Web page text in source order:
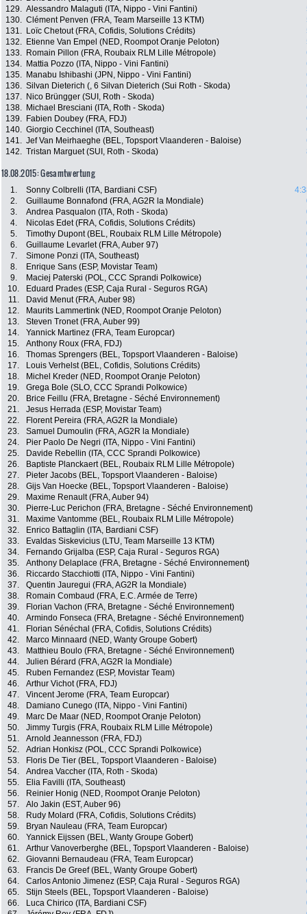
129. Alessandro Malaguti (ITA, Nippo - Vini Fantini)
130. Clément Penven (FRA, Team Marseille 13 KTM)
131.
Loïc Chetout (FRA, Cofidis, Solutions Crédits)
132.
Etienne Van Empel (NED, Roompot Oranje Peloton)
133.
Romain Pillon (FRA, Roubaix RLM Lille Métropole)
134.
Mattia Pozzo (ITA, Nippo - Vini Fantini)
135.
Manabu Ishibashi (JPN, Nippo - Vini Fantini)
136. Silvan Dieterich (, 6 Silvan Dieterich (Sui Roth - Skoda)
137.
Nico Brüngger (SUI, Roth - Skoda)
138.
Michael Bresciani (ITA, Roth - Skoda)
139.
Fabien Doubey (FRA, FDJ)
140. Giorgio Cecchinel (ITA, Southeast)
141. Jef Van Meirhaeghe (BEL, Topsport Vlaanderen - Baloise)
142. Tristan Marguet (SUI, Roth - Skoda)
18.08.2015: Gesamtwertung
1. Sonny Colbrelli (ITA, Bardiani CSF)
2.
Guillaume Bonnafond (FRA, AG2R la Mondiale)
3.
Andrea Pasqualon (ITA, Roth - Skoda)
4.
Nicolas Edet (FRA, Cofidis, Solutions Crédits)
5.
Timothy Dupont (BEL, Roubaix RLM Lille Métropole)
6.
Guillaume Levarlet (FRA, Auber 97)
7.
Simone Ponzi (ITA, Southeast)
8.
Enrique Sans (ESP, Movistar Team)
9.
Maciej Paterski (POL, CCC Sprandi Polkowice)
10.
Eduard Prades (ESP, Caja Rural - Seguros RGA)
11.
David Menut (FRA, Auber 98)
12.
Maurits Lammertink (NED, Roompot Oranje Peloton)
13.
Steven Tronet (FRA, Auber 99)
14.
Yannick Martinez (FRA, Team Europcar)
15.
Anthony Roux (FRA, FDJ)
16.
Thomas Sprengers (BEL, Topsport Vlaanderen - Baloise)
17.
Louis Verhelst (BEL, Cofidis, Solutions Crédits)
18.
Michel Kreder (NED, Roompot Oranje Peloton)
19.
Grega Bole (SLO, CCC Sprandi Polkowice)
20.
Brice Feillu (FRA, Bretagne - Séché Environnement)
21.
Jesus Herrada (ESP, Movistar Team)
22.
Florent Pereira (FRA, AG2R la Mondiale)
23.
Samuel Dumoulin (FRA, AG2R la Mondiale)
24.
Pier Paolo De Negri (ITA, Nippo - Vini Fantini)
25.
Davide Rebellin (ITA, CCC Sprandi Polkowice)
26.
Baptiste Planckaert (BEL, Roubaix RLM Lille Métropole)
27.
Pieter Jacobs (BEL, Topsport Vlaanderen - Baloise)
28.
Gijs Van Hoecke (BEL, Topsport Vlaanderen - Baloise)
29.
Maxime Renault (FRA, Auber 94)
30.
Pierre-Luc Perichon (FRA, Bretagne - Séché Environnement)
31.
Maxime Vantomme (BEL, Roubaix RLM Lille Métropole)
32.
Enrico Battaglin (ITA, Bardiani CSF)
33.
Evaldas Siskevicius (LTU, Team Marseille 13 KTM)
34.
Fernando Grijalba (ESP, Caja Rural - Seguros RGA)
35.
Anthony Delaplace (FRA, Bretagne - Séché Environnement)
36.
Riccardo Stacchiotti (ITA, Nippo - Vini Fantini)
37.
Quentin Jauregui (FRA, AG2R la Mondiale)
38.
Romain Combaud (FRA, E.C. Armée de Terre)
39.
Florian Vachon (FRA, Bretagne - Séché Environnement)
40.
Armindo Fonseca (FRA, Bretagne - Séché Environnement)
41.
Florian Sénéchal (FRA, Cofidis, Solutions Crédits)
42.
Marco Minnaard (NED, Wanty Groupe Gobert)
43.
Matthieu Boulo (FRA, Bretagne - Séché Environnement)
44.
Julien Bérard (FRA, AG2R la Mondiale)
45.
Ruben Fernandez (ESP, Movistar Team)
46.
Arthur Vichot (FRA, FDJ)
47.
Vincent Jerome (FRA, Team Europcar)
48.
Damiano Cunego (ITA, Nippo - Vini Fantini)
49.
Marc De Maar (NED, Roompot Oranje Peloton)
50.
Jimmy Turgis (FRA, Roubaix RLM Lille Métropole)
51.
Arnold Jeannesson (FRA, FDJ)
52.
Adrian Honkisz (POL, CCC Sprandi Polkowice)
53.
Floris De Tier (BEL, Topsport Vlaanderen - Baloise)
54.
Andrea Vaccher (ITA, Roth - Skoda)
55.
Elia Favilli (ITA, Southeast)
56.
Reinier Honig (NED, Roompot Oranje Peloton)
57.
Alo Jakin (EST, Auber 96)
58.
Rudy Molard (FRA, Cofidis, Solutions Crédits)
59.
Bryan Nauleau (FRA, Team Europcar)
60.
Yannick Eijssen (BEL, Wanty Groupe Gobert)
61.
Arthur Vanoverberghe (BEL, Topsport Vlaanderen - Baloise)
62.
Giovanni Bernaudeau (FRA, Team Europcar)
63.
Francis De Greef (BEL, Wanty Groupe Gobert)
64.
Carlos Antonio Jimenez (ESP, Caja Rural - Seguros RGA)
65.
Stijn Steels (BEL, Topsport Vlaanderen - Baloise)
66.
Luca Chirico (ITA, Bardiani CSF)